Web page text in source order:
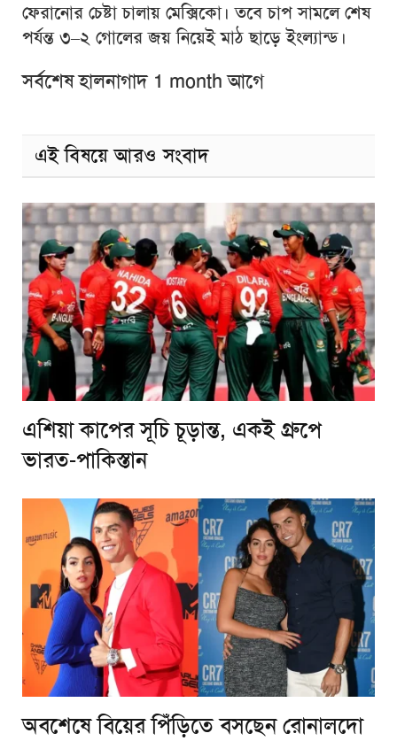
ফেরানোর চেষ্টা চালায় মেক্সিকো। তবে চাপ সামলে শেষ
পর্যন্ত ৩–২ গোলের জয় নিয়েই মাঠ ছাড়ে ইংল্যান্ড।
সর্বশেষ হালনাগাদ 1 month আগে
এই বিষয়ে আরও সংবাদ
এশিয়া কাপের সূচি চূড়ান্ত, একই গ্রুপে
ভারত-পাকিস্তান
অবশেষে বিয়ের পিঁড়িতে বসছেন রোনালদো